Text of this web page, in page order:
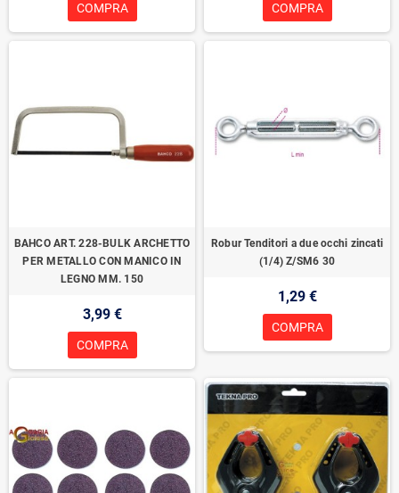
COMPRA COMPRA
BAHCO ART. 228-BULK ARCHETTO
PER METALLO CON MANICO IN
LEGNO MM. 150
3,99 €
COMPRA
Robur Tenditori a due occhi zincati
(1/4) Z/SM6 30
1,29 €
COMPRA